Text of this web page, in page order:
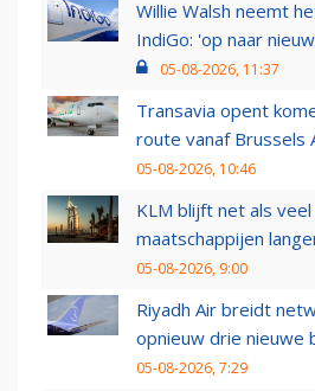
Willie Walsh neemt
IndiGo: 'op naar
05-08-2026, 11:37
Transavia opent
route vanaf Brussels
05-08-2026, 10:46
KLM blijft net als
maatschappijen
05-08-2026, 9:00
Riyadh Air breidt
opnieuw drie nieuwe
05-08-2026, 7:29